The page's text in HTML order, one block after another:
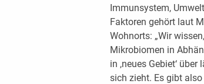
Immunsystem,
Faktoren gehört laut
Wohnorts: „Wir
Mikrobiomen in
in ,neues Gebiet‘
sich zieht. Es gibt